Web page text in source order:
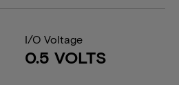
I/O Voltage
0.5 VOLTS